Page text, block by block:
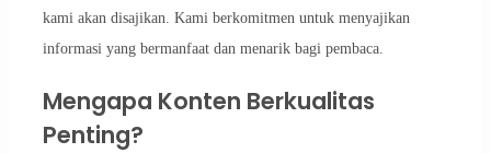
kami akan disajikan. Kami berkomitmen untuk menyajikan
informasi yang bermanfaat dan menarik bagi pembaca.
Mengapa Konten Berkualitas
Penting?